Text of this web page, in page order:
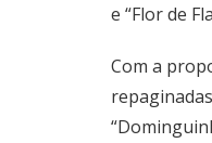
e “Flor de
Com a